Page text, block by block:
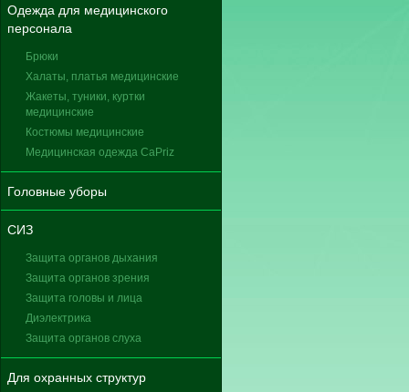
Одежда для медицинского
персонала
Брюки
Халаты, платья медицинские
Жакеты, туники, куртки
медицинские
Костюмы медицинские
Медицинская одежда CaPriz
Головные уборы
СИЗ
Защита органов дыхания
Защита органов зрения
Защита головы и лица
Диэлектрика
Защита органов слуха
Для охранных структур